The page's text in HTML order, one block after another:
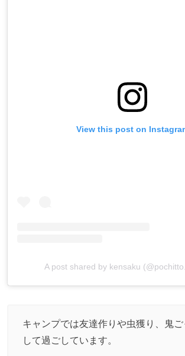
View this post on
A post shared by kensaku
キャンプでは友達作りや虫獲り、鬼
して過ごしています。